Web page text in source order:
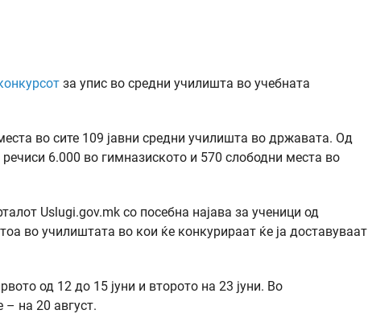
за упис во средни училишта во учебната
во сите 109 јавни средни училишта во државата. Од
6.000 во гимназиското и 570 слободни места во
Uslugi.gov.mk со посебна најава за ученици од
во училиштата во кои ќе конкурираат ќе ја доставуваат
од 12 до 15 јуни и второто на 23 јуни. Во
– на 20 август.